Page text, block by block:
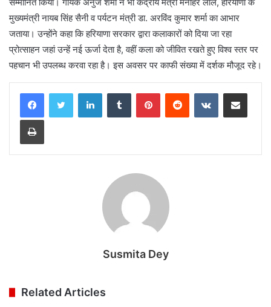
मुख्यमंत्री नायब सिंह सैनी व पर्यटन मंत्री डा. अरविंद कुमार शर्मा का आभार
जताया। उन्होंने कहा कि हरियाणा सरकार द्वारा कलाकारों को दिया जा रहा
प्रोत्साहन जहां उन्हें नई ऊर्जा देता है, वहीं कला को जीवित रखते हुए विश्व स्तर पर
पहचान भी उपलब्ध करवा रहा है। इस अवसर पर काफी संख्या में दर्शक मौजूद रहे।
LinkedInTumblr PinterestReddit VKontakteShare via Email
Print
Susmita Dey
Related Articles